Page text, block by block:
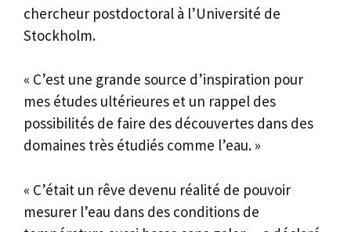
chercheur postdoctoral à l’Université de
Stockholm.
« C’est une grande source d’inspiration pour
mes études ultérieures et un rappel des
possibilités de faire des découvertes dans des
domaines très étudiés comme l’eau. »
« C’était un rêve devenu réalité de pouvoir
mesurer l’eau dans des conditions de